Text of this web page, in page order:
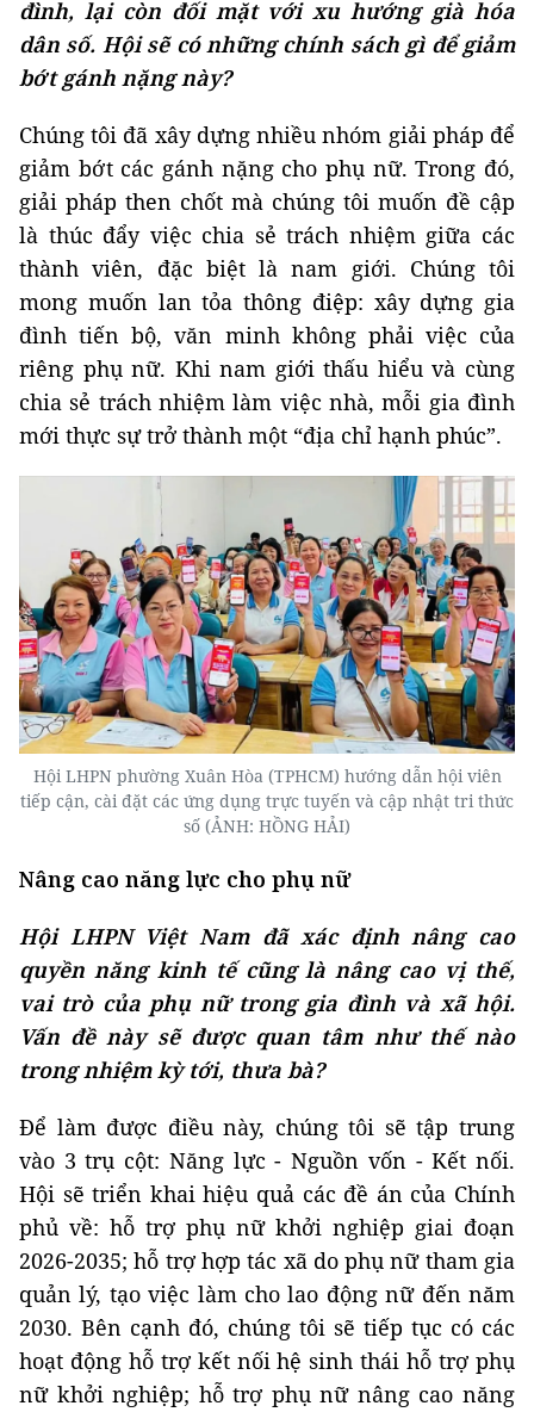
đình, lại còn đối mặt với xu hướng già hóa
dân số. Hội sẽ có những chính sách gì để giảm
bớt gánh nặng này?
Chúng tôi đã xây dựng nhiều nhóm giải pháp để
giảm bớt các gánh nặng cho phụ nữ. Trong đó,
giải pháp then chốt mà chúng tôi muốn đề cập
là thúc đẩy việc chia sẻ trách nhiệm giữa các
thành viên, đặc biệt là nam giới. Chúng tôi
mong muốn lan tỏa thông điệp: xây dựng gia
đình tiến bộ, văn minh không phải việc của
riêng phụ nữ. Khi nam giới thấu hiểu và cùng
chia sẻ trách nhiệm làm việc nhà, mỗi gia đình
mới thực sự trở thành một “địa chỉ hạnh phúc”.
Hội LHPN phường Xuân Hòa (TPHCM) hướng dẫn hội viên
tiếp cận, cài đặt các ứng dụng trực tuyến và cập nhật tri thức
số (ẢNH: HỒNG HẢI)
Nâng cao năng lực cho phụ nữ
Hội LHPN Việt Nam đã xác định nâng cao
quyền năng kinh tế cũng là nâng cao vị thế,
vai trò của phụ nữ trong gia đình và xã hội.
Vấn đề này sẽ được quan tâm như thế nào
trong nhiệm kỳ tới, thưa bà?
Để làm được điều này, chúng tôi sẽ tập trung
vào 3 trụ cột: Năng lực - Nguồn vốn - Kết nối.
Hội sẽ triển khai hiệu quả các đề án của Chính
phủ về: hỗ trợ phụ nữ khởi nghiệp giai đoạn
2026-2035; hỗ trợ hợp tác xã do phụ nữ tham gia
quản lý, tạo việc làm cho lao động nữ đến năm
2030. Bên cạnh đó, chúng tôi sẽ tiếp tục có các
hoạt động hỗ trợ kết nối hệ sinh thái hỗ trợ phụ
nữ khởi nghiệp; hỗ trợ phụ nữ nâng cao năng